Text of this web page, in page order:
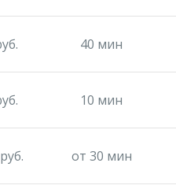
40 мин
10 мин
от 30 мин